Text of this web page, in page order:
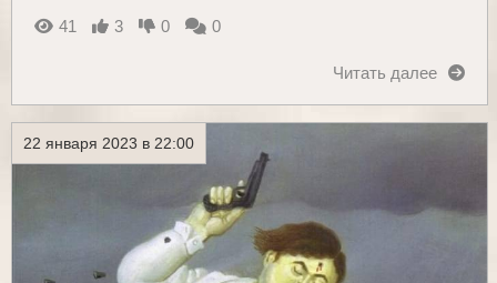
41 3 0 0
Читать далее
22 января 2023 в 22:00